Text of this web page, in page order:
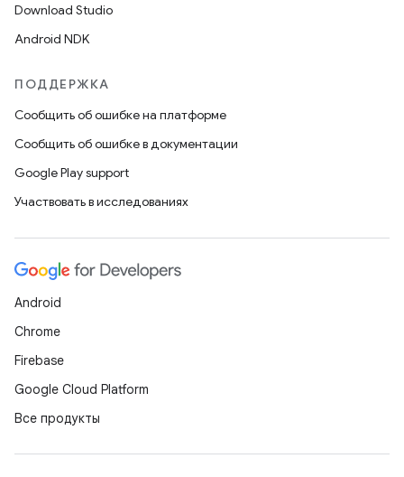
Download Studio
Android NDK
ПОДДЕРЖКА
Сообщить об ошибке на платформе
Сообщить об ошибке в документации
Google Play support
Участвовать в исследованиях
Android
Chrome
Firebase
Google Cloud Platform
Все продукты